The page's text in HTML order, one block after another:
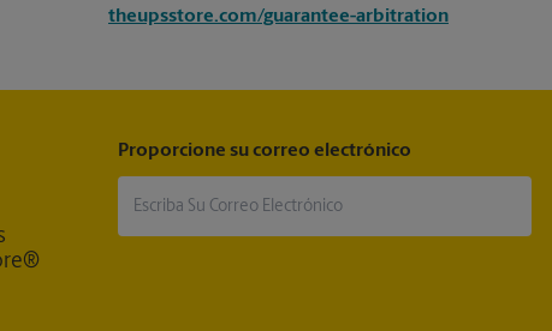
theupsstore.com/guarantee-arbitration
Proporcione su correo electrónico